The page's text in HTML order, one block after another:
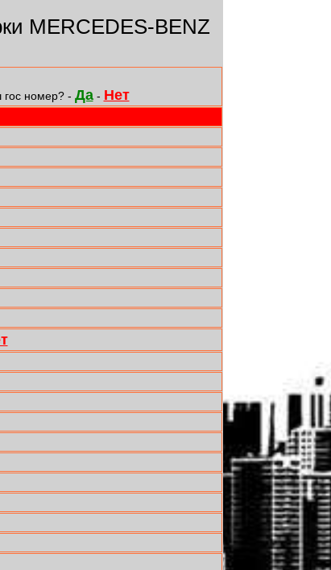
MERCEDES-BENZ
номер? - Да- Нет